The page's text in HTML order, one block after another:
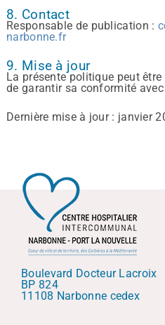
8. Contact
Responsable de publication :
narbonne.fr
9. Mise à jour
La présente politique peut
de garantir sa conformité
Dernière mise à jour : janvier
Boulevard Docteur Lacroix
BP 824
11108 Narbonne cedex